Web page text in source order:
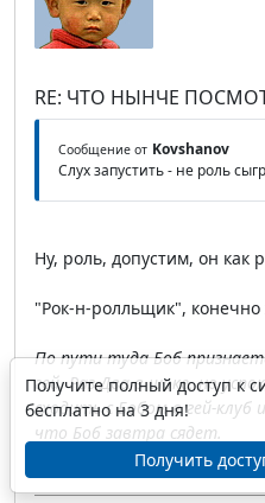
RE: ЧТО НЫНЧЕ
Сообщение от Kovshanov
Слух запустить - не роль
Ну, роль, допустим, он как
"Рок-н-ролльщик",
По пути туда Боб
гей. Раз-Два в шоке, но
сходить с Бобом в гей-клуб
что Боб завтра сядет.
Получите полный доступ к
бесплатно на 3 дня!
Получить